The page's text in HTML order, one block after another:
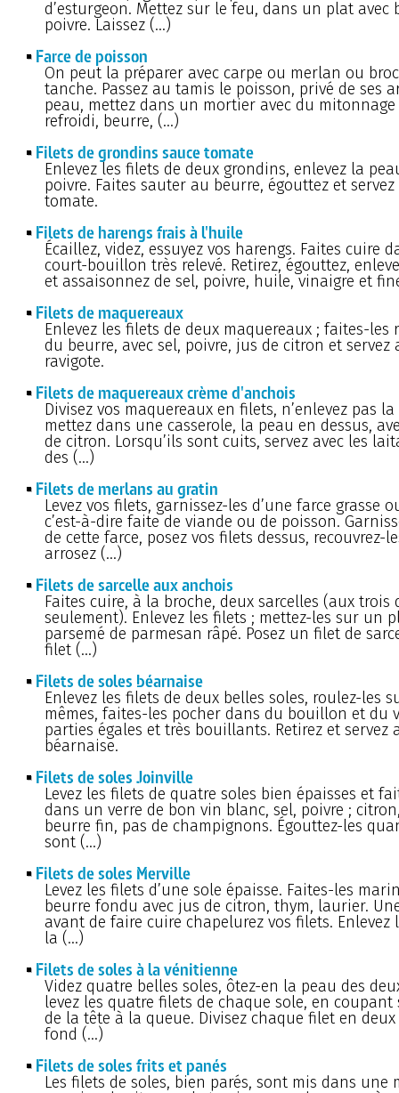
d’esturgeon. Mettez sur le feu, dans un plat avec
poivre. Laissez (…)
Farce de poisson
On peut la préparer avec carpe ou merlan ou
tanche. Passez au tamis le poisson, privé de ses
peau, mettez dans un mortier avec du
refroidi, beurre, (…)
Filets de grondins sauce tomate
Enlevez les filets de deux grondins, enlevez la
poivre. Faites sauter au beurre, égouttez et servez
tomate.
Filets de harengs frais à l'huile
Écaillez, videz, essuyez vos harengs. Faites cuire
court-bouillon très relevé. Retirez, égouttez,
et assaisonnez de sel, poivre, huile, vinaigre et
Filets de maquereaux
Enlevez les filets de deux maquereaux ; faites-les
du beurre, avec sel, poivre, jus de citron et servez
ravigote.
Filets de maquereaux crème d'anchois
Divisez vos maquereaux en filets, n’enlevez pas
mettez dans une casserole, la peau en dessus,
de citron. Lorsqu’ils sont cuits, servez avec les
des (…)
Filets de merlans au gratin
Levez vos filets, garnissez-les d’une farce grasse
c’est-à-dire faite de viande ou de poisson.
de cette farce, posez vos filets dessus, recouvrez-
arrosez (…)
Filets de sarcelle aux anchois
Faites cuire, à la broche, deux sarcelles (aux trois
seulement). Enlevez les filets ; mettez-les sur un
parsemé de parmesan râpé. Posez un filet de
filet (…)
Filets de soles béarnaise
Enlevez les filets de deux belles soles, roulez-les
mêmes, faites-les pocher dans du bouillon et du
parties égales et très bouillants. Retirez et servez
béarnaise.
Filets de soles Joinville
Levez les filets de quatre soles bien épaisses et
dans un verre de bon vin blanc, sel, poivre ;
beurre fin, pas de champignons. Égouttez-les
sont (…)
Filets de soles Merville
Levez les filets d’une sole épaisse. Faites-les
beurre fondu avec jus de citron, thym, laurier.
avant de faire cuire chapelurez vos filets. Enlevez
la (…)
Filets de soles à la vénitienne
Videz quatre belles soles, ôtez-en la peau des
levez les quatre filets de chaque sole, en
de la tête à la queue. Divisez chaque filet en
fond (…)
Filets de soles frits et panés
Les filets de soles, bien parés, sont mis dans une